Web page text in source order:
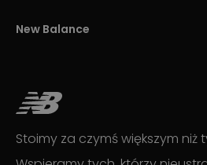
New Balance
Stoimy za czymś większym niż